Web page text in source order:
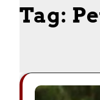
Tag: